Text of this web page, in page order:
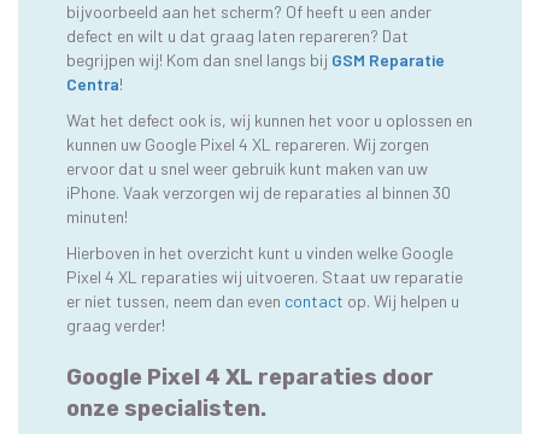
bijvoorbeeld aan het scherm? Of heeft u een ander
defect en wilt u dat graag laten repareren? Dat
begrijpen wij! Kom dan snel langs bij GSM Reparatie
Centra!
Wat het defect ook is, wij kunnen het voor u oplossen en
kunnen uw Google Pixel 4 XL repareren. Wij zorgen
ervoor dat u snel weer gebruik kunt maken van uw
iPhone. Vaak verzorgen wij de reparaties al binnen 30
minuten!
Hierboven in het overzicht kunt u vinden welke Google
Pixel 4 XL reparaties wij uitvoeren. Staat uw reparatie
er niet tussen, neem dan even contact op. Wij helpen u
graag verder!
Google Pixel 4 XL reparaties door
onze specialisten.